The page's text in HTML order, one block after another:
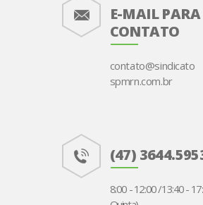
E-MAIL PARA
CONTATO
contato@sindicato
spmrn.com.br
(47)
8:00 - 12:00 /13:40 -